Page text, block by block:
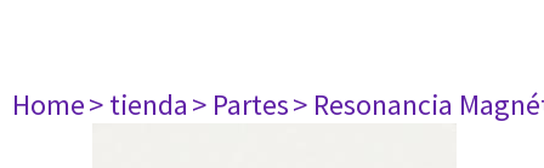
Home> tienda> Partes> Resonancia